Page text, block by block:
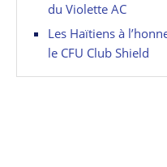
du Violette AC
Les Haïtiens à
le CFU Club Shield